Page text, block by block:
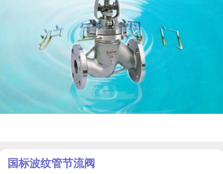
国标波纹管节流阀